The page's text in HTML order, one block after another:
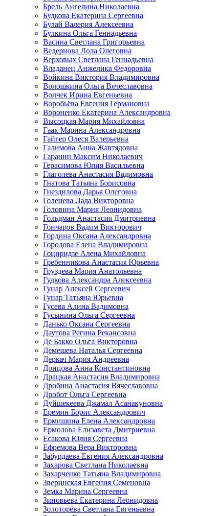
Брель Ангелина Николаевна
Будкова Екатерина Сергеевна
Булай Валерия Алексеевна
Булкина Ольга Геннадьевна
Васина Светлана Григорьевна
Ведернова Лола Олеговна
Верховых Светлана Геннадьевна
Владанец Анжелика Федоровна
Войкина Виктория Владимировна
Волошкина Ольга Вячеславовна
Волчек Ирина Евгеньевна
Воробьёва Евгения Германовна
Вороненко Екатерина Александровна
Высоцкая Мария Михайловна
Гаак Марина Александровна
Гайгер Олеся Валерьевна
Галимова Анна Жавтядовна
Гаранин Максим Николаевич
Герасимова Юлия Васильевна
Глаголева Анастасия Вадимовна
Гнатова Татьяна Борисовна
Гнездилова Дарья Олеговна
Голенева Лада Викторовна
Головина Мария Леонидовна
Гольдман Анастасия Дмитриевна
Гончаров Вадим Викторович
Гордина Оксана Александровна
Городова Елена Владимировна
Гоциридзе Алена Михайловна
Гребенникова Анастасия Юрьевна
Груздева Мария Анатольевна
Гудкова Александра Алексеевна
Гунар Алексей Сергеевич
Гунар Татьяна Юрьевна
Гусева Алина Вадимовна
Гусынина Ольга Сергеевна
Данько Оксана Сергеевна
Даутова Регина Рекансовна
Де Бакко Ольга Викторовна
Демешева Наталья Сергеевна
Деркач Мария Андреевна
Донцова Анна Константиновна
Драцкая Анастасия Владимировна
Дробина Анастасия Вячеславовна
Дробот Ольга Сергеевна
Дуйшекеева Джамал Асанакуновна
Еремин Борис Александрович
Ермишина Елена Александровна
Ермолова Елизавета Дмитриевна
Есакова Юлия Сергеевна
Ефремова Вера Викторовна
Забурдаева Евгения Александровна
Захарова Светлана Николаевна
Захарченко Татьяна Владимировна
Зверинская Евгения Семеновна
Земка Марина Сергеевна
Зиновьева Екатерина Леонидовна
Золоторёва Светлана Евгеньевна